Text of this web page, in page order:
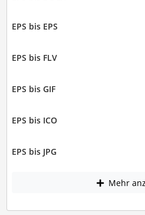
EPS bis EPS
EPS bis FLV
EPS bis GIF
EPS bis ICO
EPS bis JPG
Mehr